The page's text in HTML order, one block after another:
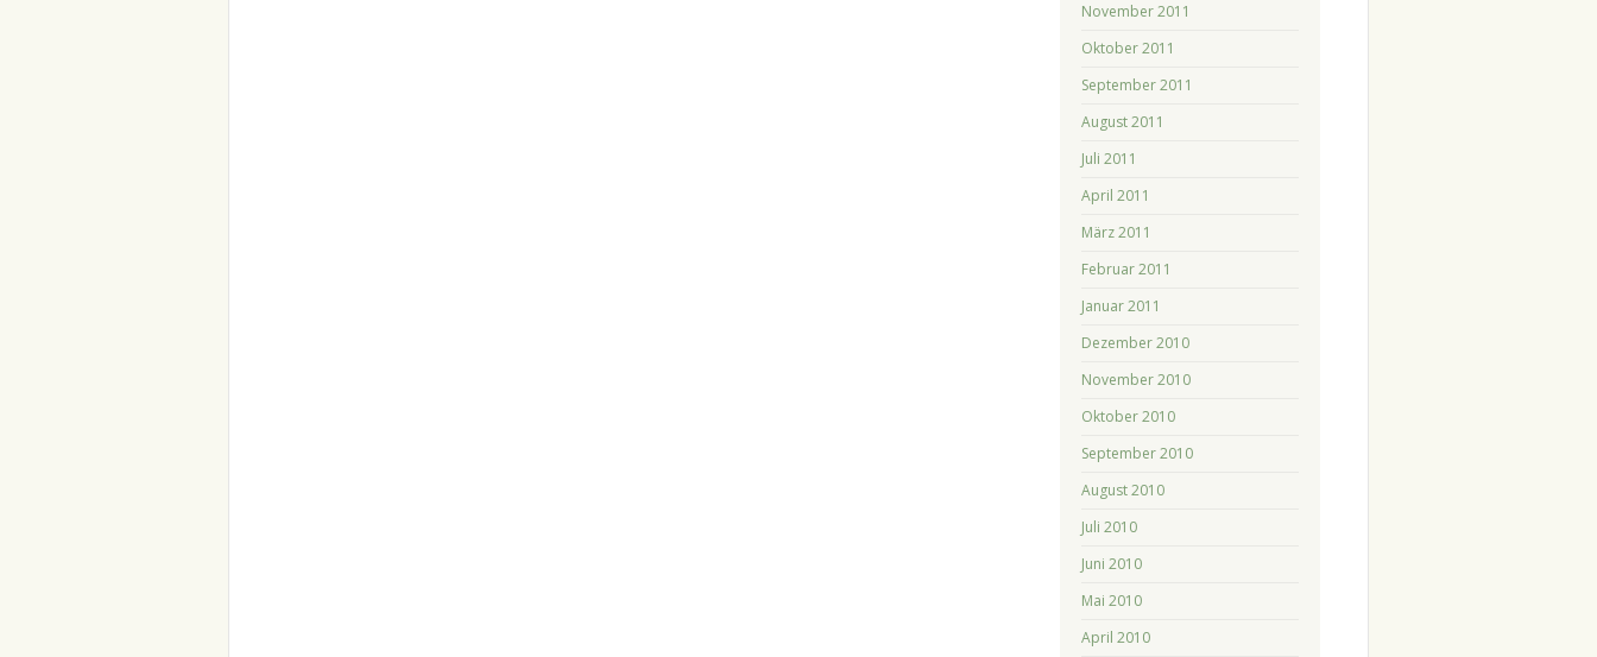
November 2011
Oktober 2011
September 2011
August 2011
Juli 2011
April 2011
März 2011
Februar 2011
Januar 2011
Dezember 2010
November 2010
Oktober 2010
September 2010
August 2010
Juli 2010
Juni 2010
Mai 2010
April 2010